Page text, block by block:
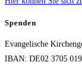
Spenden
Evangelische
IBAN: DE02 3705